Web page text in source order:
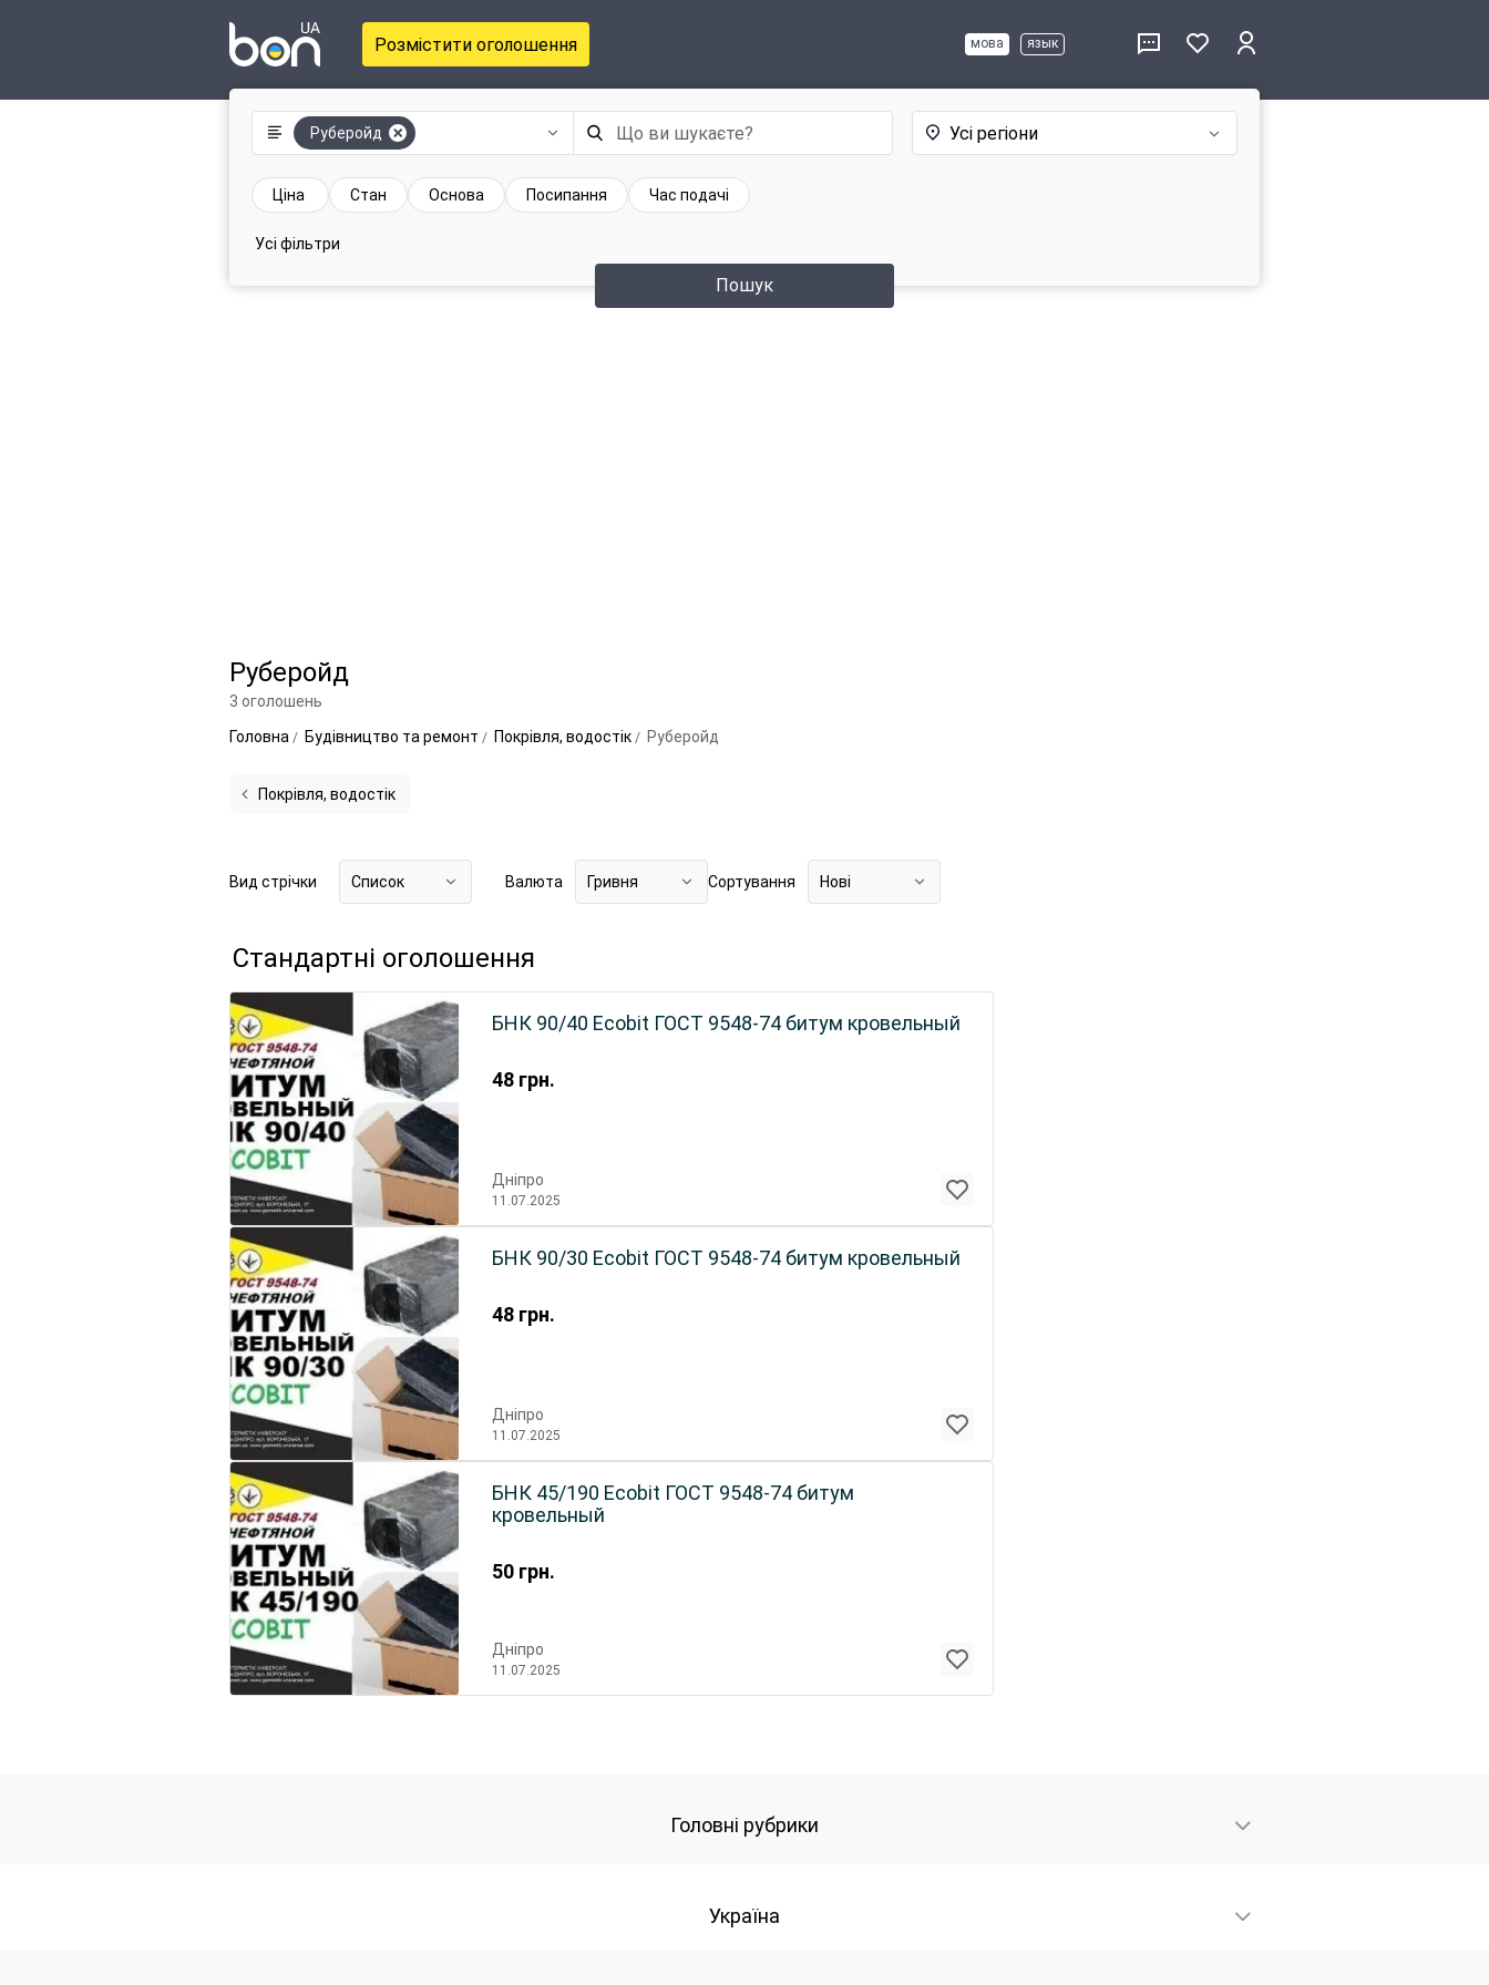
Розмістити оголошення мова язык
Руберойд Усі регіони
Пошук
Ціна Стан Основа Посипання Час подачі
Усі фільтри
Руберойд
3 оголошень
Головна
Будівництво та ремонт Покрівля, водостік Руберойд
Покрівля, водостік
Вид стрічки Список Валюта Гривня Сортування Нові
Стандартні оголошення
48 грн.
БНК 90/40 Ecobit ГОСТ 9548-74 битум кровельный
Дніпро
11.07.2025
48 грн.
БНК 90/30 Ecobit ГОСТ 9548-74 битум кровельный
Дніпро
11.07.2025
50 грн.
БНК 45/190 Ecobit ГОСТ 9548-74 битум
кровельный
Дніпро
11.07.2025
Головні рубрики
Україна